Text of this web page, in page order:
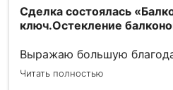
Сделка состоялась
ключ.Остекление
Выражаю большую
фирме! Сделали все
красиво! Советую всем
Читать полностью